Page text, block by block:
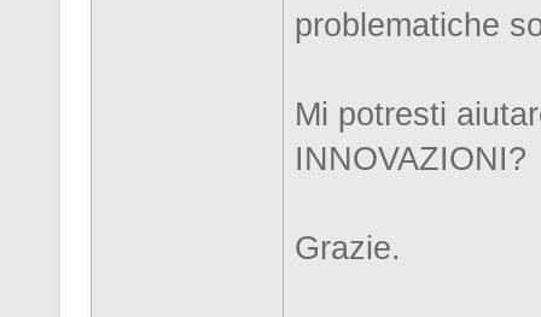
problematiche
Mi potresti
INNOVAZIONI?
Grazie.